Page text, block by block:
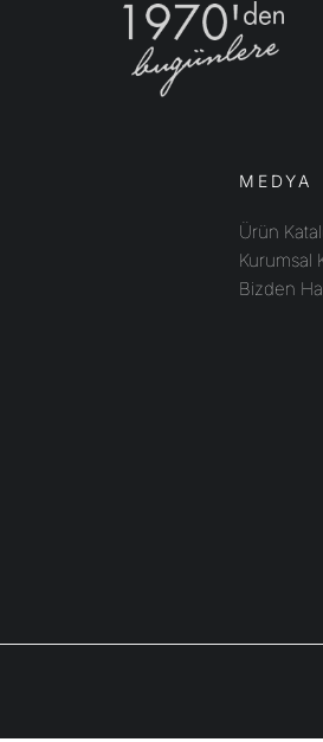
MEDYA
Ürün
Kurumsal
Bizden